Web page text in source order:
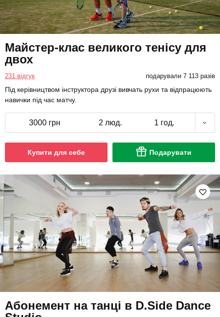
Майстер-клас великого тенісу для
двох
231 відгук подарували 7 113 разів
Під керівництвом інструктора друзі вивчать рухи та відпрацюють
навички під час матчу.
3000 грн 2 люд. 1 год.
Купити для себе Подарувати
Абонемент на танці в D.Side Dance